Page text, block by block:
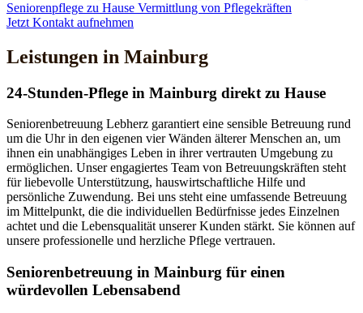
Seniorenpflege zu Hause Vermittlung von Pflegekräften
Jetzt Kontakt aufnehmen
Leistungen in Mainburg
24-Stunden-Pflege in Mainburg direkt zu Hause
Seniorenbetreuung Lebherz garantiert eine sensible Betreuung rund
um die Uhr in den eigenen vier Wänden älterer Menschen an, um
ihnen ein unabhängiges Leben in ihrer vertrauten Umgebung zu
ermöglichen. Unser engagiertes Team von Betreuungskräften steht
für liebevolle Unterstützung, hauswirtschaftliche Hilfe und
persönliche Zuwendung. Bei uns steht eine umfassende Betreuung
im Mittelpunkt, die die individuellen Bedürfnisse jedes Einzelnen
achtet und die Lebensqualität unserer Kunden stärkt. Sie können auf
unsere professionelle und herzliche Pflege vertrauen.
Senioren­betreuung in Mainburg für einen
würdevollen Lebensabend